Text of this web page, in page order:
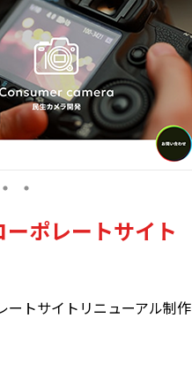
ポレートサイト
ートサイトリニューアル制